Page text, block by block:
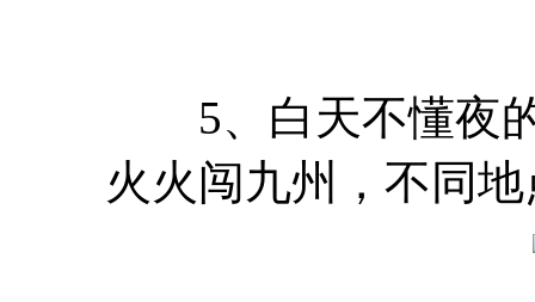
5、白天不懂夜的
火火闯九州，不同